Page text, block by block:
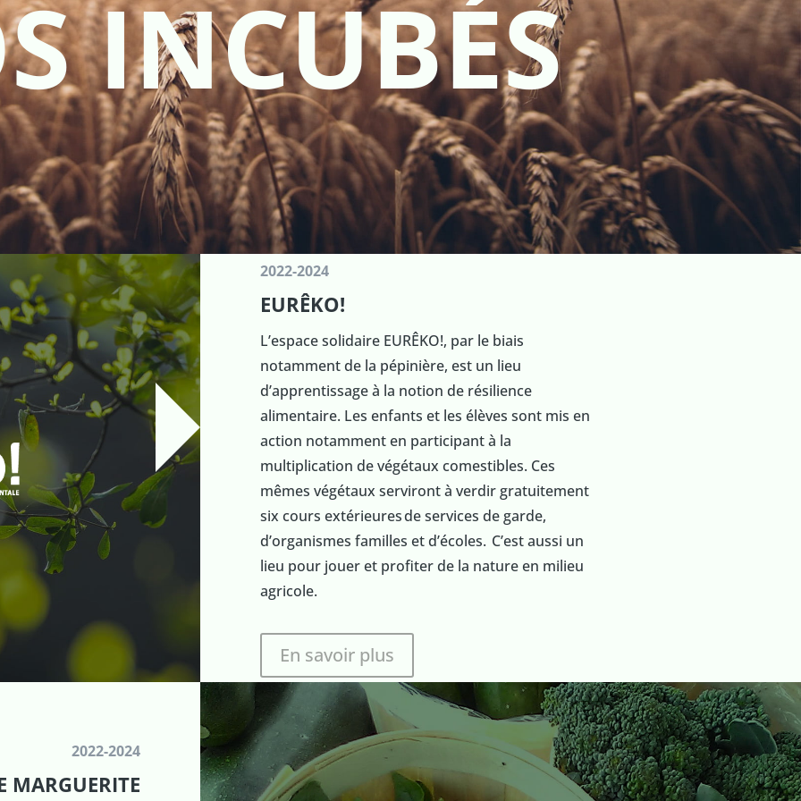
INCUBÉS
2022-2024
EURÊKO!
L’espace solidaire EURÊKO!, par le biais
notamment de la pépinière, est un lieu
d’apprentissage à la notion de résilience
alimentaire. Les enfants et les élèves sont mis en
action notamment en participant à la
multiplication de végétaux comestibles. Ces
mêmes végétaux serviront à verdir gratuitement
six cours extérieuresde services de garde,
d’organismes familles et d’écoles. C’est aussi un
lieu pour jouer et profiter de la nature en milieu
agricole.
En savoir plus
2022-2024
MARGUERITE